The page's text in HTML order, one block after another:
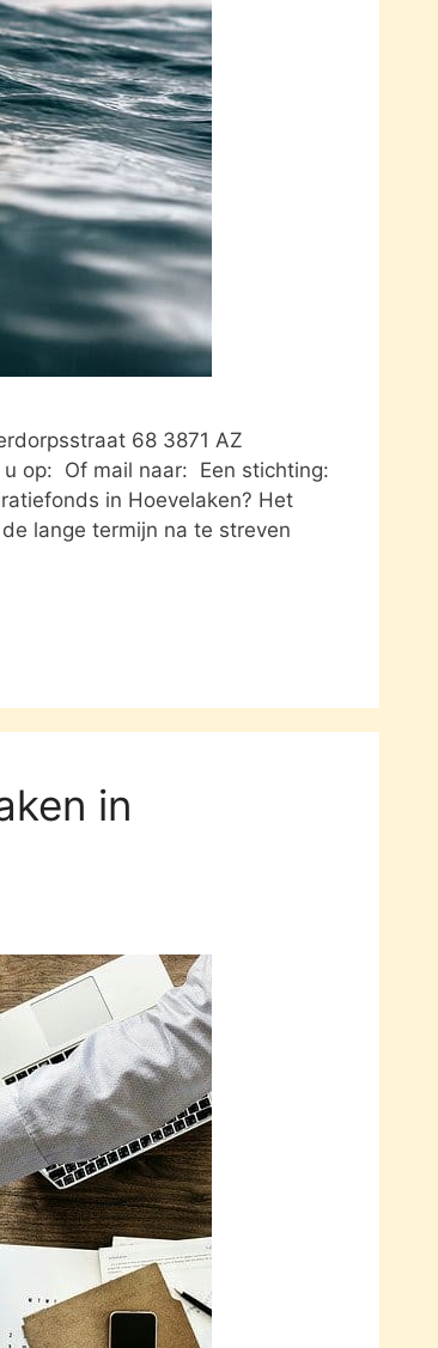
68 3871 AZ
op: Of mail naar: Een stichting:
in Hoevelaken? Het
lange termijn na te streven
in